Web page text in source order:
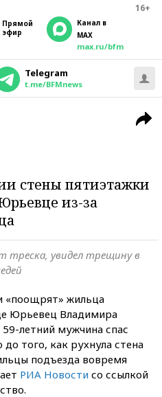
16+
прямой
эфир
Канал в
MAX
max.ru/bfm
Telegram
t.me/BFMnews
стены пятиэтажки
из-за
треска, увидел трещину в
«поощрят» жильца
Юрьевец Владимира
59-летний мужчина спас
того, как рухнула стена
подъезда вовремя
РИА Новости со ссылкой